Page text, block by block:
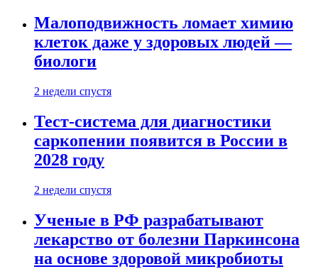
Малоподвижность ломает химию
клеток даже у здоровых людей —
биологи
2 недели спустя
Тест-система для диагностики
саркопении появится в России в
2028 году
2 недели спустя
Ученые в РФ разрабатывают
лекарство от болезни Паркинсона
на основе здоровой микробиоты